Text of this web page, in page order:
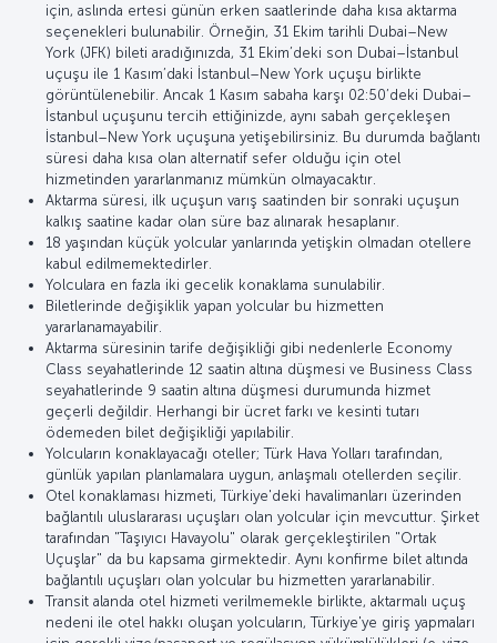
için, aslında ertesi günün erken saatlerinde daha kısa aktarma
seçenekleri bulunabilir. Örneğin, 31 Ekim tarihli Dubai–New
York (JFK) bileti aradığınızda, 31 Ekim’deki son Dubai–İstanbul
uçuşu ile 1 Kasım’daki İstanbul–New York uçuşu birlikte
görüntülenebilir. Ancak 1 Kasım sabaha karşı 02:50’deki Dubai–
İstanbul uçuşunu tercih ettiğinizde, aynı sabah gerçekleşen
İstanbul–New York uçuşuna yetişebilirsiniz. Bu durumda bağlantı
süresi daha kısa olan alternatif sefer olduğu için otel
hizmetinden yararlanmanız mümkün olmayacaktır.
Aktarma süresi, ilk uçuşun varış saatinden bir sonraki uçuşun
kalkış saatine kadar olan süre baz alınarak hesaplanır.
18 yaşından küçük yolcular yanlarında yetişkin olmadan otellere
kabul edilmemektedirler.
Yolculara en fazla iki gecelik konaklama sunulabilir.
Biletlerinde değişiklik yapan yolcular bu hizmetten
yararlanamayabilir.
Aktarma süresinin tarife değişikliği gibi nedenlerle Economy
Class seyahatlerinde 12 saatin altına düşmesi ve Business Class
seyahatlerinde 9 saatin altına düşmesi durumunda hizmet
geçerli değildir. Herhangi bir ücret farkı ve kesinti tutarı
ödemeden bilet değişikliği yapılabilir.
Yolcuların konaklayacağı oteller; Türk Hava Yolları tarafından,
günlük yapılan planlamalara uygun, anlaşmalı otellerden seçilir.
Otel konaklaması hizmeti, Türkiye'deki havalimanları üzerinden
bağlantılı uluslararası uçuşları olan yolcular için mevcuttur. Şirket
tarafından "Taşıyıcı Havayolu" olarak gerçekleştirilen "Ortak
Uçuşlar" da bu kapsama girmektedir. Aynı konfirme bilet altında
bağlantılı uçuşları olan yolcular bu hizmetten yararlanabilir.
Transit alanda otel hizmeti verilmemekle birlikte, aktarmalı uçuş
nedeni ile otel hakkı oluşan yolcuların, Türkiye'ye giriş yapmaları